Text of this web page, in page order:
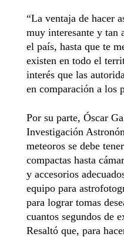
“La ventaja de hacer
muy interesante y tan
el país, hasta que te
existen en todo el
interés que las
en comparación a los
Por su parte, Óscar
Investigación
meteoros se debe
compactas hasta
y accesorios
equipo para
para lograr tomas
cuantos segundos de
Resaltó que, para